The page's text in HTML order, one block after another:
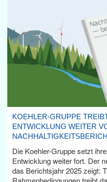
KOEHLER-GRUPPE
ENTWICKLUNG WEITER
Die Koehler-Gruppe setzt
Entwicklung weiter fort. Der
das Berichtsjahr 2025 zeigt: